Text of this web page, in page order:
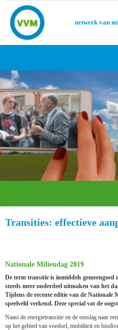
netwerk van
Transities: effectieve
Nationale Milieudag 2019
De term transitie is inmiddels gemeen­goed
steeds meer onderdeel uitmaken van het
Tijdens de recente editie van de Nationale
speelveld verkend. Deze special vat de
Naast de energietransitie en de omslag naar
op het gebied van voedsel, mobiliteit en